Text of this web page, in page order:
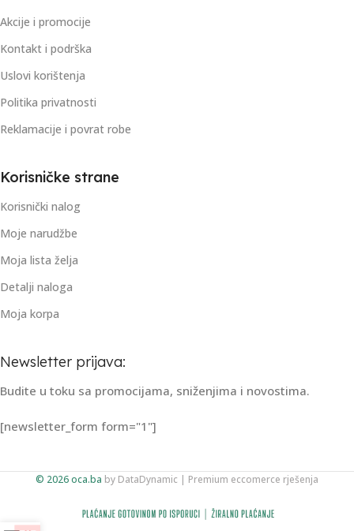
Akcije i promocije
Kontakt i podrška
Uslovi korištenja
Politika privatnosti
Reklamacije i povrat robe
Korisničke strane
Korisnički nalog
Moje narudžbe
Moja lista želja
Detalji naloga
Moja korpa
Newsletter prijava:
Budite u toku sa promocijama, sniženjima i novostima.
[newsletter_form form="1"]
© 2026 oca.ba by DataDynamic | Premium eccomerce rješenja